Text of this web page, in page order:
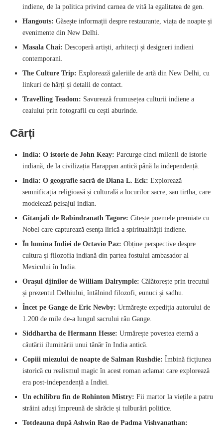
indiene, de la politica privind carnea de vită la egalitatea de gen.
Hangouts: Găsește informații despre restaurante, viața de noapte și
evenimente din New Delhi.
Masala Chai: Descoperă artiști, arhitecți și designeri indieni
contemporani.
The Culture Trip: Explorează galeriile de artă din New Delhi, cu
linkuri de hărți și detalii de contact.
Travelling Teadom: Savurează frumusețea culturii indiene a
ceaiului prin fotografii cu cești aburinde.
Cărți
India: O istorie de John Keay: Parcurge cinci milenii de istorie
indiană, de la civilizația Harappan antică până la independență.
India: O geografie sacră de Diana L. Eck: Explorează
semnificația religioasă și culturală a locurilor sacre, sau tirtha, care
modelează peisajul indian.
Gitanjali de Rabindranath Tagore: Citește poemele premiate cu
Nobel care capturează esența lirică a spiritualității indiene.
În lumina Indiei de Octavio Paz: Obține perspective despre
cultura și filozofia indiană din partea fostului ambasador al
Mexicului în India.
Orașul djinilor de William Dalrymple: Călătorește prin trecutul
și prezentul Delhiului, întâlnind filozofi, eunuci și sadhu.
Încet pe Gange de Eric Newby: Urmărește expediția autorului de
1.200 de mile de-a lungul sacrului râu Gange.
Siddhartha de Hermann Hesse: Urmărește povestea eternă a
căutării iluminării unui tânăr în India antică.
Copiii miezului de noapte de Salman Rushdie: Îmbină ficțiunea
istorică cu realismul magic în acest roman aclamat care explorează
era post-independență a Indiei.
Un echilibru fin de Rohinton Mistry: Fii martor la viețile a patru
străini aduși împreună de sărăcie și tulburări politice.
Totdeauna după Ashwin Rao de Padma Vishvanathan: